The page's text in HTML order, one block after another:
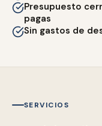
Presupuesto
pagas
Sin gastos de
SERVICIOS